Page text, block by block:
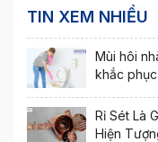
TIN XEM NHIỀU
Mùi hôi
khắc
Rỉ Sét Là
Hiện